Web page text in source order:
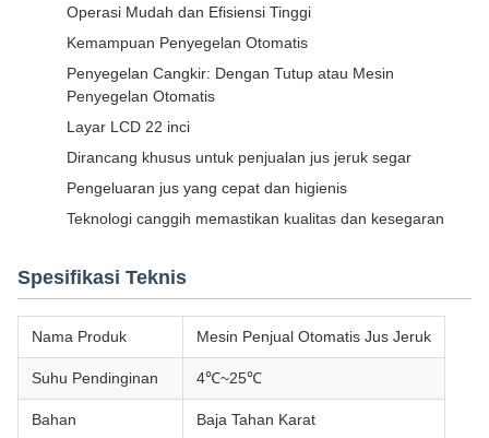
Operasi Mudah dan Efisiensi Tinggi
Kemampuan Penyegelan Otomatis
Penyegelan Cangkir: Dengan Tutup atau Mesin
Penyegelan Otomatis
Layar LCD 22 inci
Dirancang khusus untuk penjualan jus jeruk segar
Pengeluaran jus yang cepat dan higienis
Teknologi canggih memastikan kualitas dan kesegaran
Spesifikasi Teknis
Nama Produk Mesin Penjual Otomatis Jus Jeruk
Suhu Pendinginan 4℃~25℃
Bahan Baja Tahan Karat